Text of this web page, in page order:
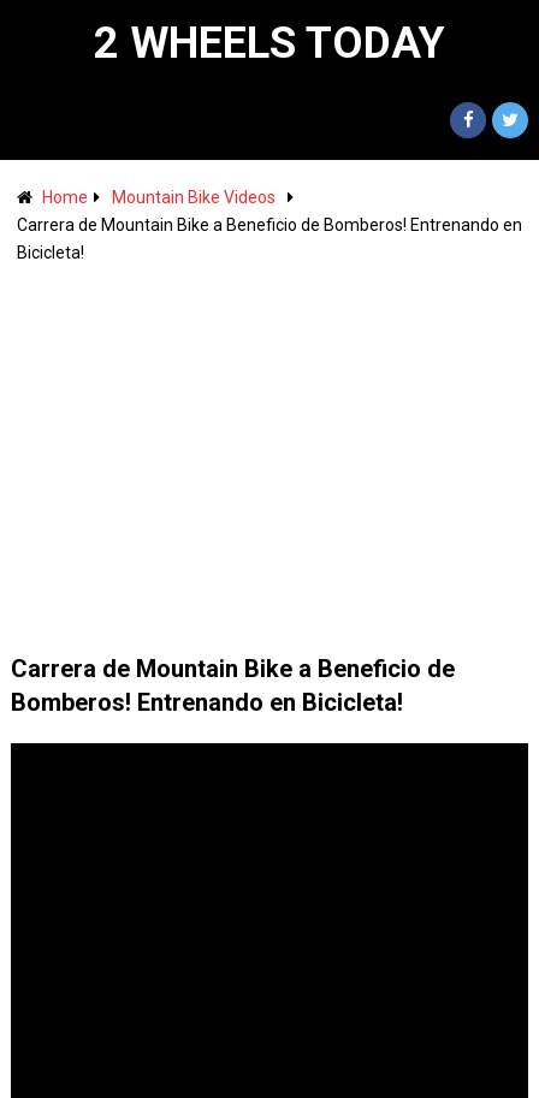
2 WHEELS TODAY
Home
Mountain Bike Videos
Carrera de Mountain Bike a Beneficio de Bomberos! Entrenando en
Bicicleta!
Carrera de Mountain Bike a Beneficio de
Bomberos! Entrenando en Bicicleta!